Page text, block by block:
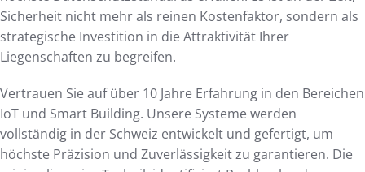
Sicherheit nicht mehr als reinen Kostenfaktor, sondern als
strategische Investition in die Attraktivität Ihrer
Liegenschaften zu begreifen.
Vertrauen Sie auf über 10 Jahre Erfahrung in den Bereichen
IoT und Smart Building. Unsere Systeme werden
vollständig in der Schweiz entwickelt und gefertigt, um
höchste Präzision und Zuverlässigkeit zu garantieren. Die